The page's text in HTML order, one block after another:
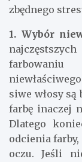
zbędnego
1. Wybór
siwe włosy
farbę inaczej
Dlatego
odcienia
oczu. Jeśli